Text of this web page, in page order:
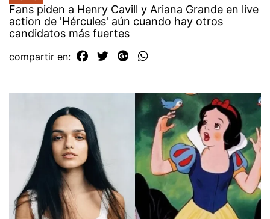
Fans piden a Henry Cavill y Ariana Grande en live
action de 'Hércules' aún cuando hay otros
candidatos más fuertes
compartir en: